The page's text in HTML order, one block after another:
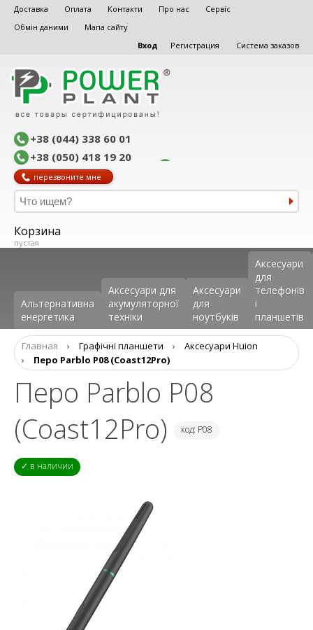
Доставка Оплата Контакти Про нас
Сервіс
Обмін даними
Мапа сайту
Вход
Регистрация Система заказов
+38 (044) 338 60 01
+38 (050) 418 19 20
перезвоните мне
Корзина
пустая
Альтернативна
енергетика
Аксесуари для
акумуляторної
техніки
Аксесуари
для
ноутбуків
Аксеcуари
для
телефонів
і
планшетів
Главная › Графічні планшети ›
Аксесуари Huion
›
Перо Parblo P08 (Coast12Pro)
Перо Parblo P08
(Coast12Pro)
код: P08
✓ в наличии